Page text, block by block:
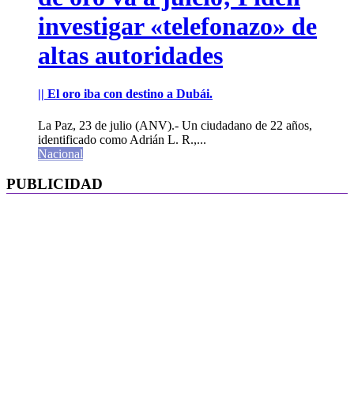
investigar «telefonazo» de
altas autoridades
|| El oro iba con destino a Dubái.
La Paz, 23 de julio (ANV).- Un ciudadano de 22 años,
identificado como Adrián L. R.,...
Nacional
PUBLICIDAD